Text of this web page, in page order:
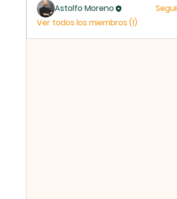
Astolfo Moreno
Ver todos los miembros (1)